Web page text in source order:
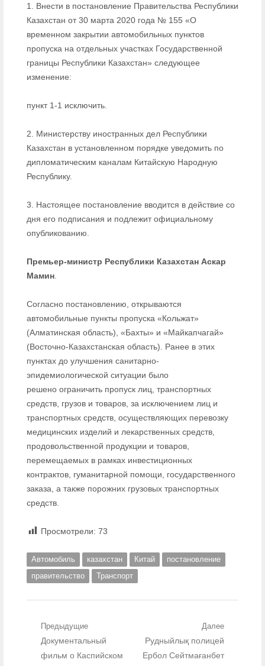
1. Внести в постановление Правительства Республики
Казахстан от 30 марта 2020 года № 155 «О
временном закрытии автомобильных пунктов
пропуска на отдельных участках Государственной
границы Республики Казахстан» следующее
изменение:
пункт 1-1 исключить.
2. Министерству иностранных дел Республики
Казахстан в установленном порядке уведомить по
дипломатическим каналам Китайскую Народную
Республику.
3. Настоящее постановление вводится в действие со
дня его подписания и подлежит официальному
опубликованию.
Премьер-министр Республики Казахстан Аскар
Мамин.
Согласно постановлению, открываются
автомобильные пункты пропуска «Кольжат»
(Алматинская область), «Бахты» и «Майкапчагай»
(Восточно-Казахстанская область). Ранее в этих
пунктах до улучшения санитарно-
эпидемиологической ситуации было
решено ограничить пропуск лиц, транспортных
средств, грузов и товаров, за исключением лиц и
транспортных средств, осуществляющих перевозку
медицинских изделий и лекарственных средств,
продовольственной продукции и товаров,
перемещаемых в рамках инвестиционных
контрактов, гуманитарной помощи, государственного
заказа, а также порожних грузовых транспортных
средств.
Просмотрели: 73
Автомобиль казахстан Китай
постановление
правительство
Транспорт
Навигация по записям
Предыдущие
Предыдущий пост:
Документальный
фильм о Каспийском
Далее
Следующий пост:
Рудныйлық полицей
Ербол Сейтмағанбет